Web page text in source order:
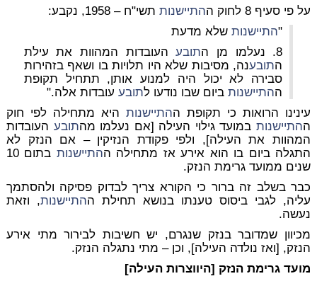
על פי סעיף 8 לחוק ה
התיישנותתשי"ח – 1958, נקבע:
"התיישנותשלא מדעת
8. נעלמו מן ה
תובעהעובדות המהוות את עילת
התובענה, מסיבות שלא היו תלויות בו ושאף בזהירות
סבירה לא יכול היה למנוע אותן, תתחיל תקופת
ההתיישנותביום שבו נודעו לתובעעובדות אלה."
עינינו הרואות כי תקופת ההתיישנות היא מתחילה לפי חוק
ההתיישנותבמועד גילוי העילה [אם נעלמו מהתובע העובדות
המהוות את העילה], ולפי פקודת הנזיקין – אם הנזק לא
התגלה ביום בו הוא אירע אז מתחילה ההתיישנות
בתום 10
שנים ממועד גרימת הנזק.
כבר בשלב זה ברור כי הקורא צריך לבדוק פסיקה ולהסתמך
עליה, לגבי ביסוס טענתו בנושא תחילת ההתיישנות, וזאת
נעשה.
מכיוון שמדובר בנזק שנגרם, יש חשיבות לבירור מתי אירע
הנזק, [ואז נולדה העילה], וכן – מתי נתגלה הנזק.
מועד גרימת הנזק [היווצרות העילה]